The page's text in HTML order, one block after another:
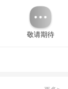
敬请期待